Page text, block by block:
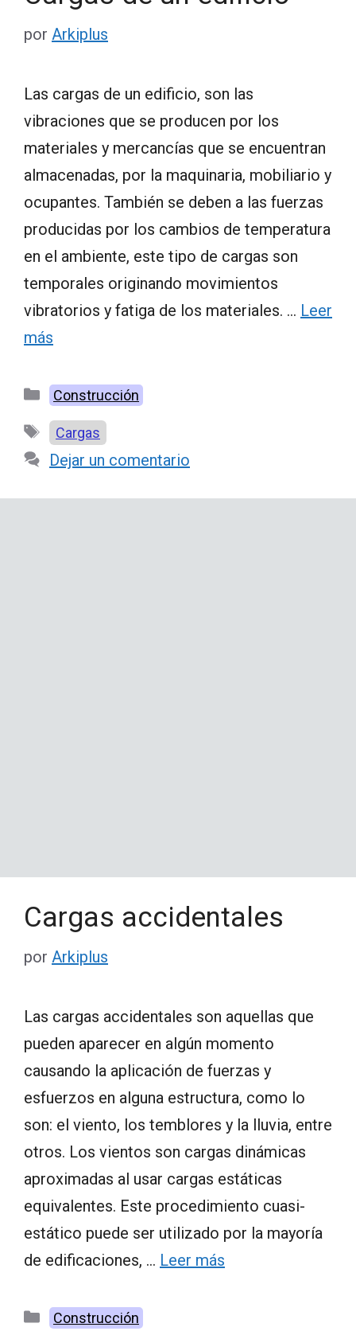
por Arkiplus
Las cargas de un edificio, son las
vibraciones que se producen por los
materiales y mercancías que se encuentran
almacenadas, por la maquinaria, mobiliario y
ocupantes. También se deben a las fuerzas
producidas por los cambios de temperatura
en el ambiente, este tipo de cargas son
temporales originando movimientos
vibratorios y fatiga de los materiales. … Leer
más
Categorías
Construcción
Etiquetas
Cargas
Dejar un comentario
Cargas accidentales
por Arkiplus
Las cargas accidentales son aquellas que
pueden aparecer en algún momento
causando la aplicación de fuerzas y
esfuerzos en alguna estructura, como lo
son: el viento, los temblores y la lluvia, entre
otros. Los vientos son cargas dinámicas
aproximadas al usar cargas estáticas
equivalentes. Este procedimiento cuasi-
estático puede ser utilizado por la mayoría
de edificaciones, … Leer más
Categorías
Construcción